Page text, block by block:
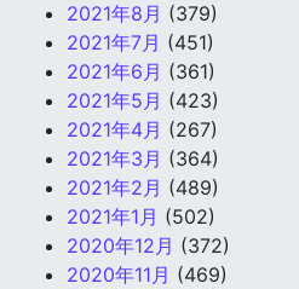
2021年8月 (379)
2021年7月 (451)
2021年6月 (361)
2021年5月 (423)
2021年4月 (267)
2021年3月 (364)
2021年2月 (489)
2021年1月 (502)
2020年12月 (372)
2020年11月 (469)